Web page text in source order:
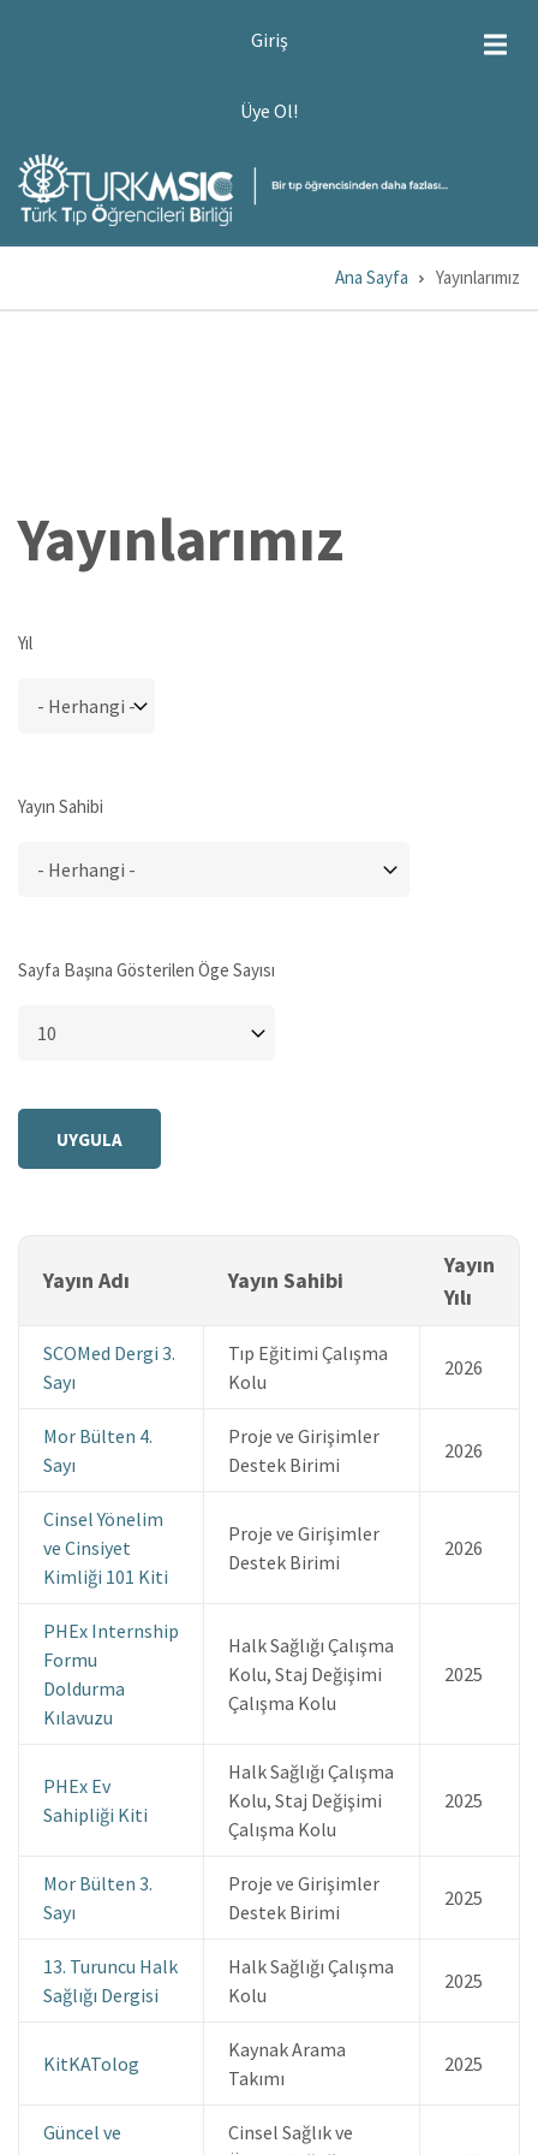
Giriş
Üye Ol!
Ana Sayfa Yayınlarımız
Yayınlarımız
Yıl
Yayın Sahibi
Sayfa Başına Gösterilen Öge Sayısı
Yayın Adı Yayın Sahibi
Yayın
Yılı
SCOMed Dergi 3.
Sayı
Tıp Eğitimi Çalışma
Kolu
2026
Mor Bülten 4.
Sayı
Proje ve Girişimler
Destek Birimi
2026
Cinsel Yönelim
ve Cinsiyet
Kimliği 101 Kiti
Proje ve Girişimler
Destek Birimi
2026
PHEx Internship
Formu
Doldurma
Kılavuzu
Halk Sağlığı Çalışma
Kolu, Staj Değişimi
Çalışma Kolu
2025
PHEx Ev
Sahipliği Kiti
Halk Sağlığı Çalışma
Kolu, Staj Değişimi
Çalışma Kolu
2025
Mor Bülten 3.
Sayı
Proje ve Girişimler
Destek Birimi
2025
13. Turuncu Halk
Sağlığı Dergisi
Halk Sağlığı Çalışma
Kolu
2025
KitKATolog
Kaynak Arama
Takımı
2025
Güncel ve
Cinsel Sağlık ve